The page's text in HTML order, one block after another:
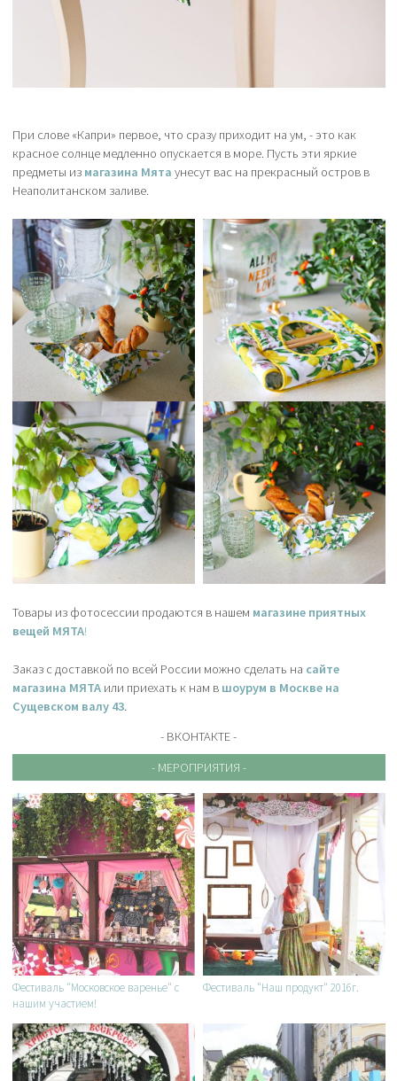
При слове «Капри» первое, что сразу приходит на ум, - это как
красное солнце медленно опускается в море. Пусть эти яркие
предметы из магазина Мята унесут вас на прекрасный остров в
Неаполитанском заливе.
Товары из фотосессии продаются в нашем магазине приятных
вещей МЯТА!
Заказ с доставкой по всей России можно сделать на сайте
магазина МЯТАили приехать к нам в шоурум в Москве на
Сущевском валу 43.
- ВКОНТАКТЕ -
- МЕРОПРИЯТИЯ -
Фестиваль "Московское варенье" с
нашим участием!
Фестиваль "Наш продукт" 2016г.